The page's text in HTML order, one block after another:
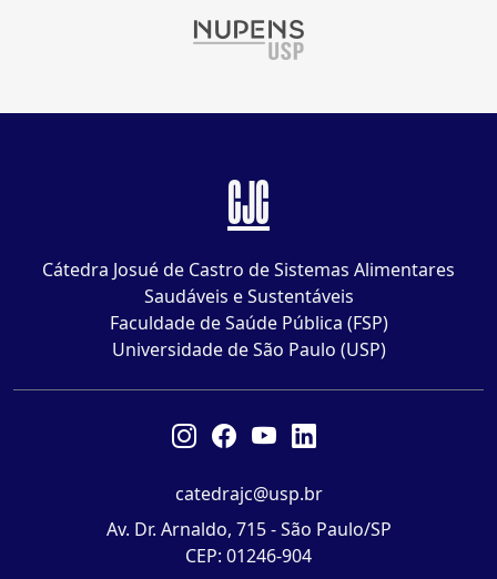
CJC
Cátedra Josué de Castro de Sistemas Alimentares
Saudáveis e Sustentáveis
Faculdade de Saúde Pública (FSP)
Universidade de São Paulo (USP)
catedrajc@usp.br
Av. Dr. Arnaldo, 715 - São Paulo/SP
CEP: 01246-904